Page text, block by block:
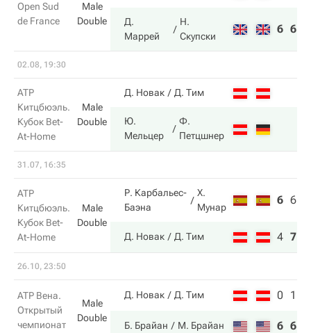
Open Sud
de France
Male
Double
Д.
Маррей
Н.
Скупски
6 6
02.08, 19:30
ATP
Китцбюэль.
Кубок Bet-
At-Home
Male
Double
Д. Новак Д. Тим
Ю.
Мельцер
Ф.
Петцшнер
31.07, 16:35
ATP
Китцбюэль.
Кубок Bet-
At-Home
Male
Double
Р. Карбальес-
Баэна
Х.
Мунар
6 6
Д. Новак Д. Тим 4 7
26.10, 23:50
ATP Вена.
Открытый
чемпионат
Male
Double
Д. Новак Д. Тим 0 1
Б. Брайан М. Брайан 6 6